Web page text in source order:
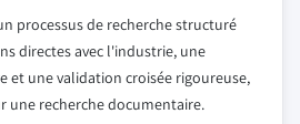
processus de recherche structuré
directes avec l'industrie, une
et une validation croisée rigoureuse,
une recherche documentaire.